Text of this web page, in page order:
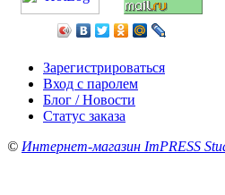
Зарегистрироваться
Вход с паролем
Блог / Новости
Статус заказа
© Интернет-магазин ImPRESS